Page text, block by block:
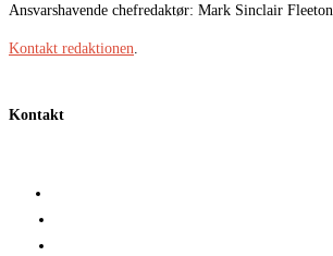
Ansvarshavende chefredaktør: Mark Sinclair Fleeton
Kontakt redaktionen
Kontakt